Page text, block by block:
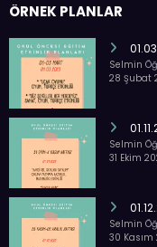
ÖRNEK PLANLAR
Selmin
28 Şubat
Selmin
31 Ekim
Selmin
30 Kasım